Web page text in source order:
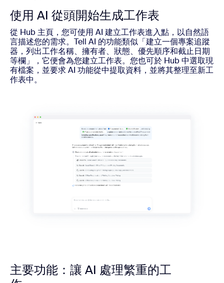
使用 AI 從頭開始生成工作表
從 Hub 主頁，您可使用 AI 建立工作表進入點，以自然語
言描述您的需求。Tell AI 的功能類似「建立一個專案追蹤
器，列出工作名稱、擁有者、狀態、優先順序和截止日期
等欄」，它便會為您建立工作表。您也可於 Hub 中選取現
有檔案，並要求 AI 功能從中提取資料，並將其整理至新工
作表中。
主要功能：讓 AI 處理繁重的工